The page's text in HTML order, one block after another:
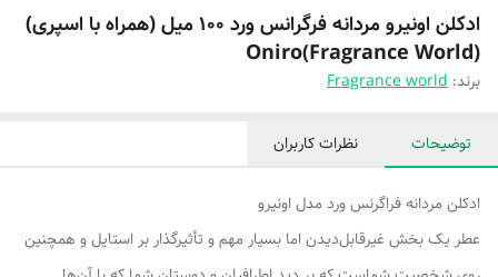
ادکلن اونیرو مردانه فرگرانس ورد 100 میل (همراه با اسپری)
(Oniro(Fragrance World
برند: Fragrance world
توضیحات نظرات کاربران
ادکلن مردانه فراگرنس ورد مدل اونیرو
عطر یک بخش غیرقابل‌دیدن اما بسیار مهم و تأثیرگذار بر استایل و همچنین